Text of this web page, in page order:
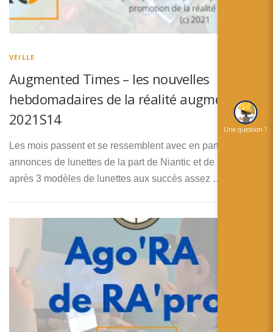
VEILLE
Augmented Times – les nouvelles
hebdomadaires de la réalité augmentée –
2021S14
Les mois passent et se ressemblent avec en particulier des
annonces de lunettes de la part de Niantic et de Snap, qui
après 3 modèles de lunettes aux succès assez …
Une question ?